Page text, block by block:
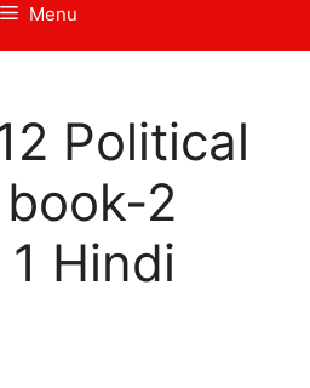
Menu
Political
2
Hindi